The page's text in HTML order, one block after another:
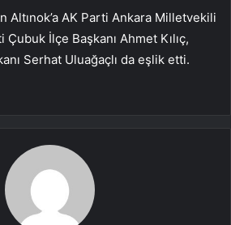
Altınok’a AK Parti Ankara Milletvekili
İlçe Başkanı Ahmet Kılıç,
Serhat Uluağaçlı da eşlik etti.